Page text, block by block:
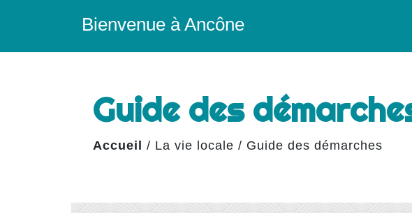
Bienvenue à Ancône
Guide des
Accueil / La vie locale / Guide des démarches